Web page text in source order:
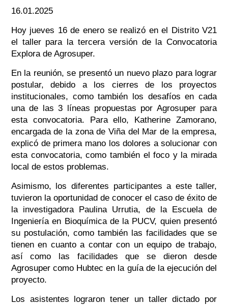
16.01.2025
Hoy jueves 16 de enero se realizó en el Distrito V21
el taller para la tercera versión de la Convocatoria
Explora de Agrosuper.
En la reunión, se presentó un nuevo plazo para lograr
postular, debido a los cierres de los proyectos
institucionales, como también los desafíos en cada
una de las 3 líneas propuestas por Agrosuper para
esta convocatoria. Para ello, Katherine Zamorano,
encargada de la zona de Viña del Mar de la empresa,
explicó de primera mano los dolores a solucionar con
esta convocatoria, como también el foco y la mirada
local de estos problemas.
Asimismo, los diferentes participantes a este taller,
tuvieron la oportunidad de conocer el caso de éxito de
la investigadora Paulina Urrutia, de la Escuela de
Ingeniería en Bioquímica de la PUCV, quien presentó
su postulación, como también las facilidades que se
tienen en cuanto a contar con un equipo de trabajo,
así como las facilidades que se dieron desde
Agrosuper como Hubtec en la guía de la ejecución del
proyecto.
Los asistentes lograron tener un taller dictado por